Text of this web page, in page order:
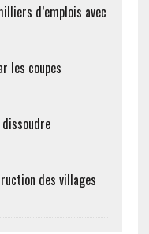
d’emplois avec
les coupes
dissoudre
des villages